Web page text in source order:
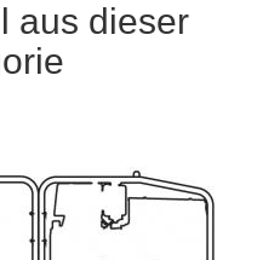
aus dieser